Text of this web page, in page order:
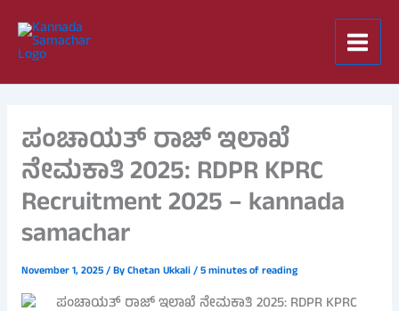
content
ಪಂಚಾಯತ್ ರಾಜ್ ಇಲಾಖೆ
ನೇಮಕಾತಿ 2025: RDPR KPRC
Recruitment 2025 – kannada
samachar
November 1, 2025/ ByChetan Ukkali/5 minutes of reading